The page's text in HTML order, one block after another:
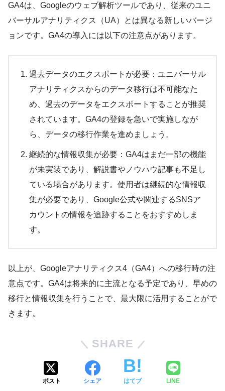
GA4は、Googleのウェブ解析ツールであり、従来のユニ
バーサルアナリティクス（UA）とは異なる新しいバージ
ョンです。GA4の導入には以下の注意点があります。
過去データのエクスポートが必要：ユニバーサル
アナリティクスからのデータ移行は不可能なた
め、過去のデータをエクスポートすることが推奨
されています。GA4の登録を急いで実施しなが
ら、データの移行作業を進めましょう。
継続的な情報収集が必要：GA4はまだ一部の機能
が未実装であり、解説書やノウハウ記事も不足し
ている場合があります。使用者は継続的な情報収
集が必要であり、Google公式や関連するSNSア
カウントの情報を追跡することをおすすめしま
す。
以上が、Googleアナリティクス4（GA4）への移行時の注
意点です。GA4は将来的に主流となる予定であり、早めの
移行と情報収集を行うことで、最大限に活用することがで
きます。
SHARE
ポスト シェア はてブ LINE